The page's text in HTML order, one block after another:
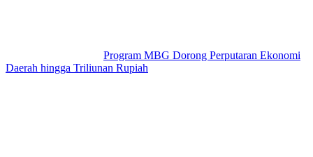
Program MBG Dorong Perputaran Ekonomi
Daerah hingga Triliunan Rupiah